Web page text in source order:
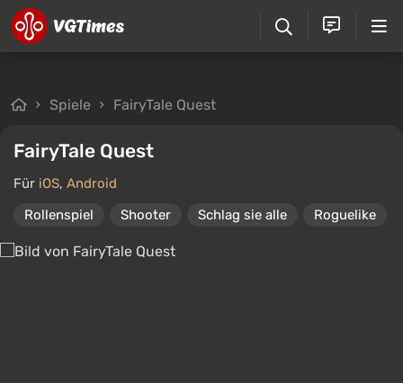
Spiele FairyTale Quest
FairyTale Quest
Für iOS, Android
Rollenspiel
Shooter Schlag sie alle Roguelike